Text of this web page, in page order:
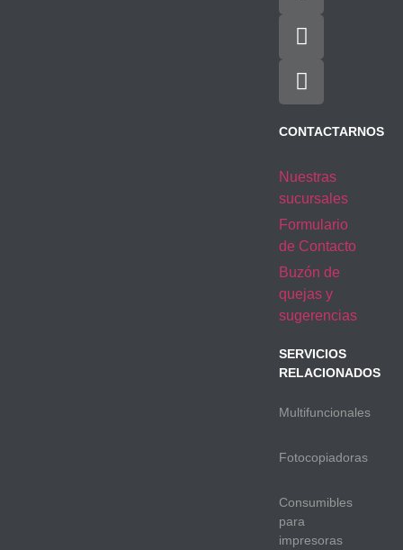
CONTACTARNOS
Nuestras
sucursales
Formulario
de Contacto
Buzón de
quejas y
sugerencias
SERVICIOS
RELACIONADOS
Multifuncionales
Fotocopiadoras
Consumibles
para
impresoras